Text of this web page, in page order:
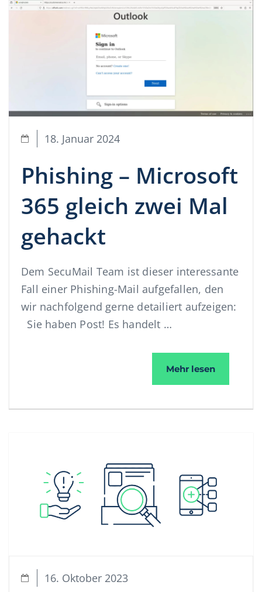
18. Januar 2024
Phishing – Microsoft
365 gleich zwei Mal
gehackt
Dem SecuMail Team ist dieser interessante
Fall einer Phishing-Mail aufgefallen, den
wir nachfolgend gerne detailiert aufzeigen:
Sie haben Post! Es handelt …
Mehr lesenPhishing
16. Oktober 2023